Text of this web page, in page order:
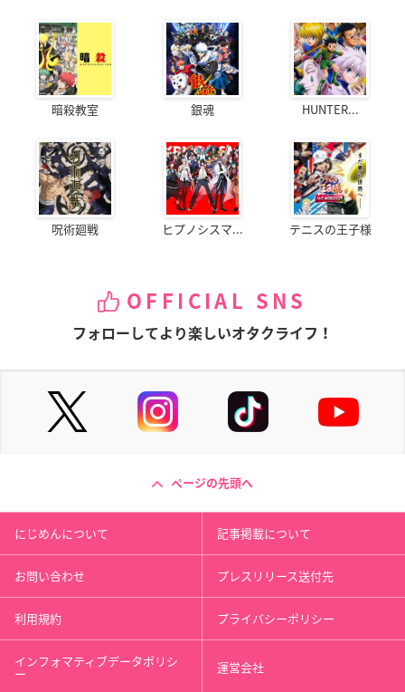
暗殺教室 銀魂 HUNTER...
呪術廻戦 ヒプノシスマ... テニスの王子様
OFFICIAL SNS
フォローしてより楽しいオタクライフ！
ページの先頭へ
にじめんについて 記事掲載について
お問い合わせ プレスリリース送付先
利用規約 プライバシーポリシー
インフォマティブデータポリシ
ー 運営会社